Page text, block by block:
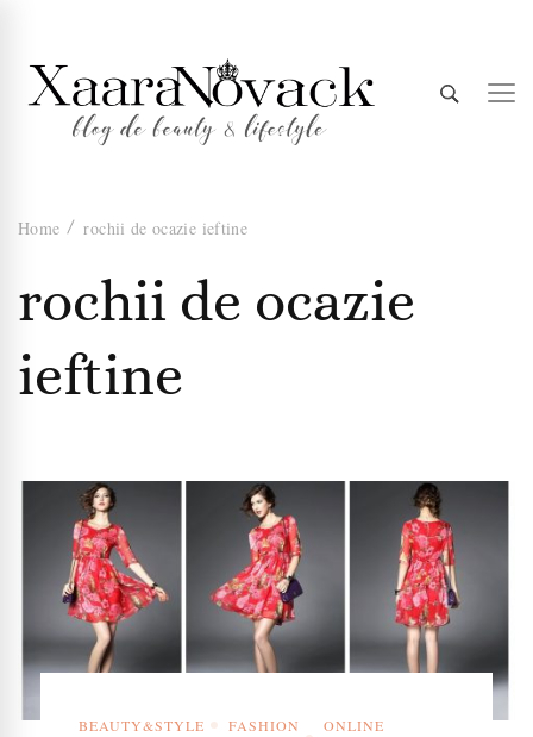
Xaara
Novack
Home rochii de ocazie ieftine
rochii de ocazie
ieftine
BEAUTY&STYLE FASHION
ONLINE